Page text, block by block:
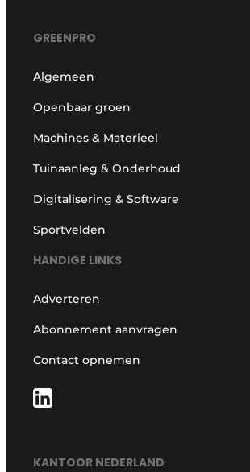
GREENPRO
Algemeen
Openbaar groen
Machines & Materieel
Tuinaanleg & Onderhoud
Digitalisering & Software
Sportvelden
HANDIGE LINKS
Adverteren
Abonnement aanvragen
Contact opnemen
KANTOOR NEDERLAND